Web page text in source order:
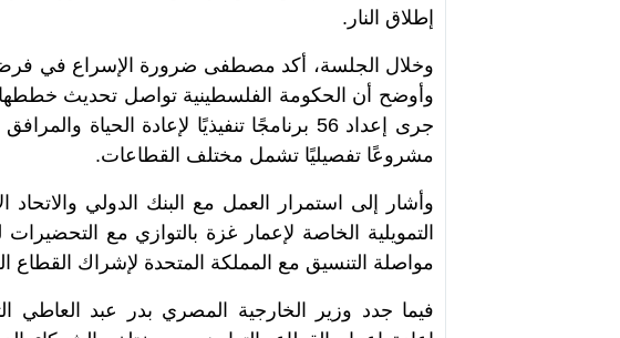
إطلاق النار.
وخلال الجلسة، أكد مصطفى ضرورة الإسراع في فرض
وأوضح أن الحكومة الفلسطينية تواصل تحديث خططها
مشروعًا تفصيليًا تشمل مختلف القطاعات.
وأشار إلى استمرار العمل مع البنك الدولي والاتحاد
التمويلية الخاصة لإعمار غزة بالتوازي مع
مواصلة التنسيق مع المملكة المتحدة لإشراك
فيما جدد وزير الخارجية المصري بدر عبد العاطي